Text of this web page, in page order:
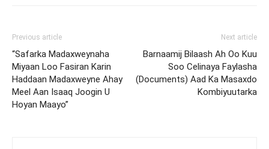
Previous article
“Safarka Madaxweynaha
Miyaan Loo Fasiran Karin
Haddaan Madaxweyne Ahay
Meel Aan Isaaq Joogin U
Hoyan Maayo”
Next article
Barnaamij Bilaash Ah Oo Kuu
Soo Celinaya Faylasha
(Documents) Aad Ka Masaxdo
Kombiyuutarka